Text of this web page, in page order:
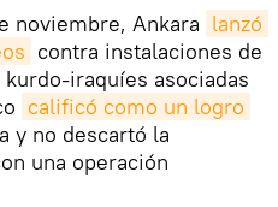
noviembre, Ankara lanzó
contra instalaciones de
iraquíes asociadas
calificó como un logro
y no descartó la
una operación